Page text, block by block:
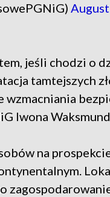
jeśli chodzi o
tamtejszych
wzmacniania
Iwona
na